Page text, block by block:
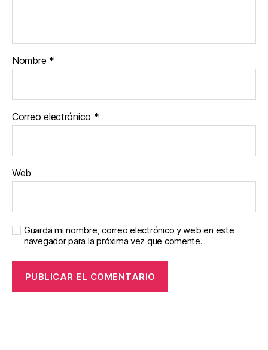
Nombre *
Correo electrónico *
Web
Guarda mi nombre, correo electrónico y web en este
navegador para la próxima vez que comente.